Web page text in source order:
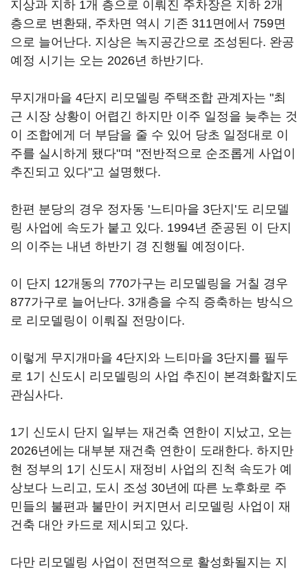
지상과 지하 1개 층으로 이뤄진 주차장은 지하 2개
층으로 변환돼, 주차면 역시 기존 311면에서 759면
으로 늘어난다. 지상은 녹지공간으로 조성된다. 완공
예정 시기는 오는 2026년 하반기다.
무지개마을 4단지 리모델링 주택조합 관계자는 "최
근 시장 상황이 어렵긴 하지만 이주 일정을 늦추는 것
이 조합에게 더 부담을 줄 수 있어 당초 일정대로 이
주를 실시하게 됐다"며 "전반적으로 순조롭게 사업이
추진되고 있다"고 설명했다.
한편 분당의 경우 정자동 '느티마을 3단지'도 리모델
링 사업에 속도가 붙고 있다. 1994년 준공된 이 단지
의 이주는 내년 하반기 경 진행될 예정이다.
이 단지 12개동의 770가구는 리모델링을 거칠 경우
877가구로 늘어난다. 3개층을 수직 증축하는 방식으
로 리모델링이 이뤄질 전망이다.
이렇게 무지개마을 4단지와 느티마을 3단지를 필두
로 1기 신도시 리모델링의 사업 추진이 본격화할지도
관심사다.
1기 신도시 단지 일부는 재건축 연한이 지났고, 오는
2026년에는 대부분 재건축 연한이 도래한다. 하지만
현 정부의 1기 신도시 재정비 사업의 진척 속도가 예
상보다 느리고, 도시 조성 30년에 따른 노후화로 주
민들의 불편과 불만이 커지면서 리모델링 사업이 재
건축 대안 카드로 제시되고 있다.
다만 리모델링 사업이 전면적으로 활성화될지는 지